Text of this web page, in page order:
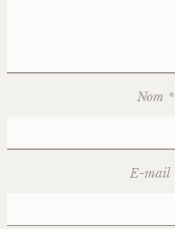
Nom *
E-mail